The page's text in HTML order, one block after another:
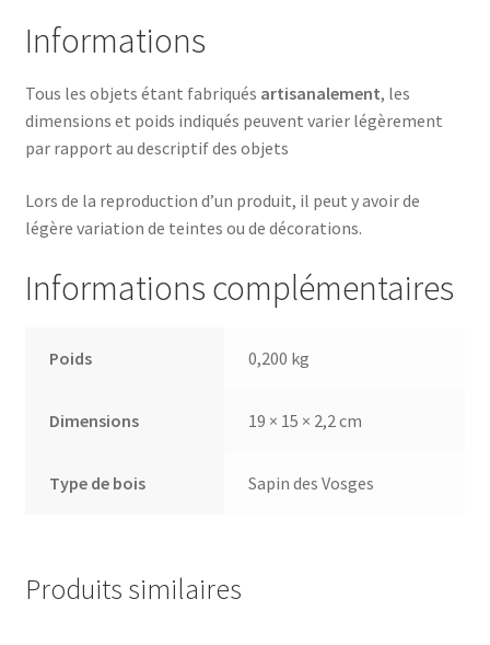
Informations
Tous les objets étant fabriqués artisanalement, les
dimensions et poids indiqués peuvent varier légèrement
par rapport au descriptif des objets
Lors de la reproduction d’un produit, il peut y avoir de
légère variation de teintes ou de décorations.
Informations complémentaires
Poids 0,200 kg
Dimensions 19 × 15 × 2,2 cm
Type de bois Sapin des Vosges
Produits similaires